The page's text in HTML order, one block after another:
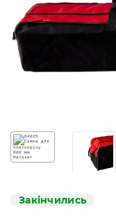
Закінчились